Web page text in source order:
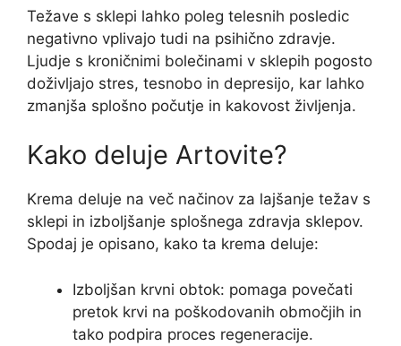
Težave s sklepi lahko poleg telesnih posledic
negativno vplivajo tudi na psihično zdravje.
Ljudje s kroničnimi bolečinami v sklepih pogosto
doživljajo stres, tesnobo in depresijo, kar lahko
zmanjša splošno počutje in kakovost življenja.
Kako deluje Artovite?
Krema deluje na več načinov za lajšanje težav s
sklepi in izboljšanje splošnega zdravja sklepov.
Spodaj je opisano, kako ta krema deluje:
Izboljšan krvni obtok: pomaga povečati
pretok krvi na poškodovanih območjih in
tako podpira proces regeneracije.